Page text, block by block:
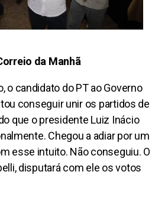
da Manhã
o candidato do PT ao Governo
conseguir unir os partidos de
que o presidente Luiz Inácio
Chegou a adiar por um
esse intuito. Não conseguiu. O
disputará com ele os votos